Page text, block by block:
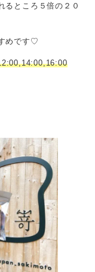
るところ５倍の２０
めです♡